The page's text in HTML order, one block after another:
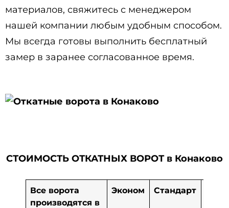
материалов, свяжитесь с менеджером
нашей компании любым удобным способом.
Мы всегда готовы выполнить бесплатный
замер в заранее согласованное время.
СТОИМОСТЬ ОТКАТНЫХ ВОРОТ в Конаково
Все ворота
производятся в
Эконом Стандарт